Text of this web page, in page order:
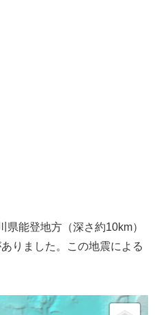
能登地方（深さ約10km）
りました。この地震による